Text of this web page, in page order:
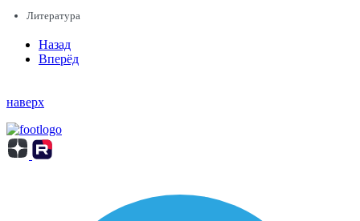
Литература
Назад
Вперёд
наверх